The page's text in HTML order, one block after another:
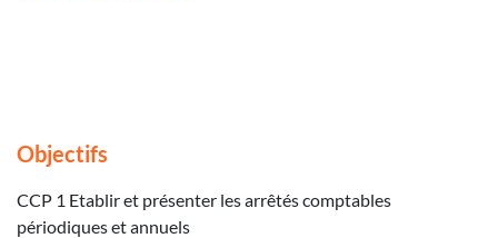
Objectifs
CCP 1 Etablir et présenter les arrêtés comptables
périodiques et annuels